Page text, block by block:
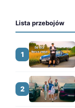
Lista przebojów
1
2